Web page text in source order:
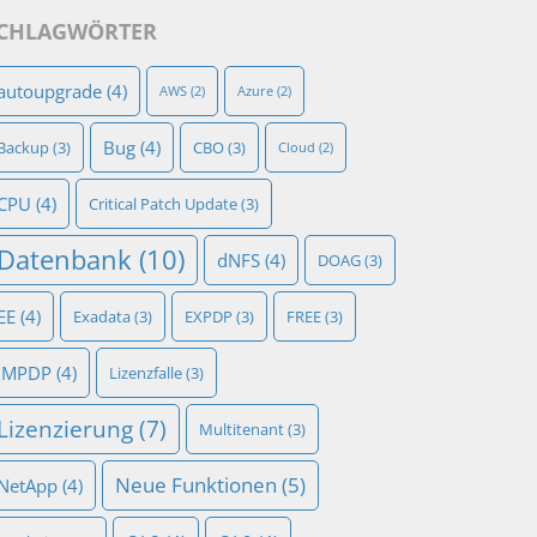
(4) AWS (2) Azure (2)
(3) Bug (4) CBO(3) Cloud (2)
(4) Critical Patch Update(3)
(10) dNFS (4) DOAG(3)
(4) Exadata(3) EXPDP (3) FREE(3)
(4) Lizenzfalle(3)
(7) Multitenant(3)
(4) Neue Funktionen (5)